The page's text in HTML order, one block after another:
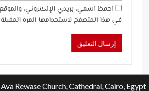
احفظ اسمي، بريدي الإلكتروني،
في هذا المتصفح لاستخدامها المرة
Rewase Church, Cathedral, Cairo, Egypt